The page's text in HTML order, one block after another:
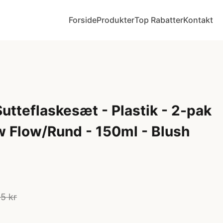
ForsideProdukterTop RabatterKontakt
- Plastik - 2-pak
Flow/Rund - 150ml - Blush
kr